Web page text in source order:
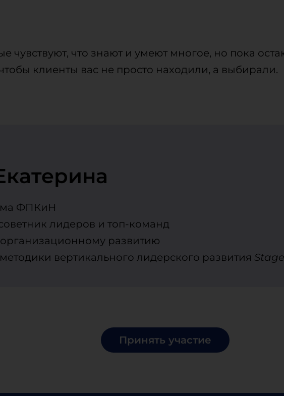
чувствуют, что знают и умеют многое, но пока
чтобы клиенты вас не просто находили, а выбирали.
ФПКиН
лидеров и топ-команд
организационному развитию
вертикального лидерского развития
Принять участие